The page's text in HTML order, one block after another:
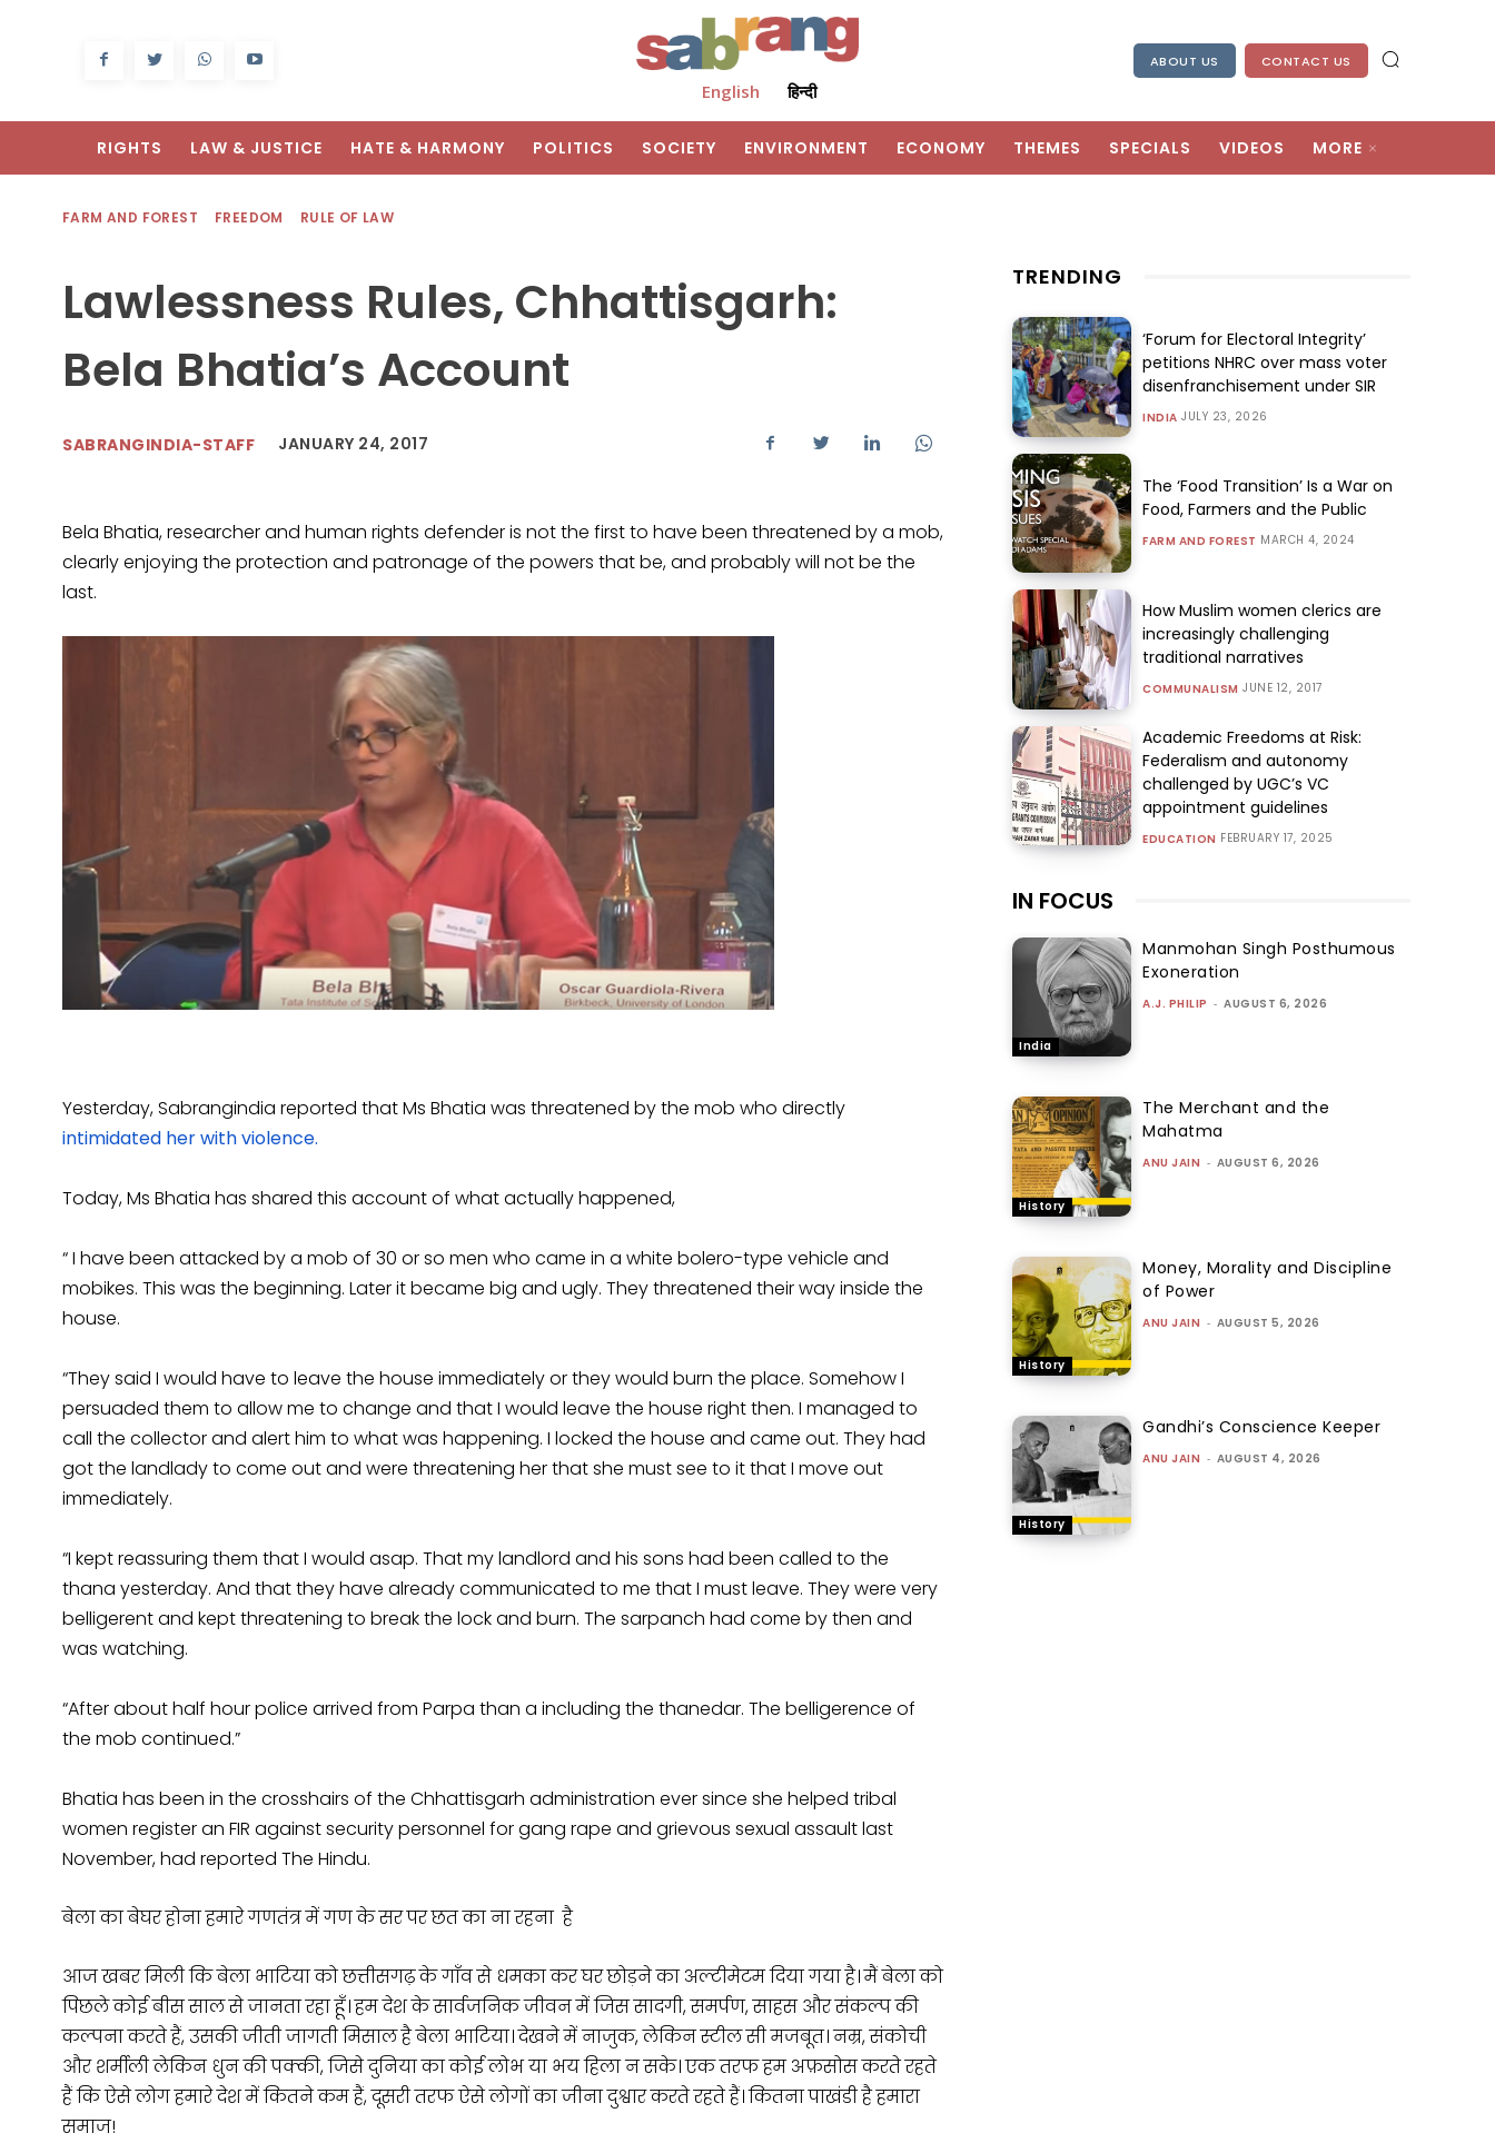
English हिन्दी
ABOUT US CONTACT US
RIGHTS LAW & JUSTICE HATE & HARMONY POLITICS SOCIETY ENVIRONMENT ECONOMY THEMES SPECIALS VIDEOS MORE
FARM AND FOREST FREEDOM RULE OF LAW
Lawlessness Rules, Chhattisgarh:
Bela Bhatia’s Account
SABRANGINDIA-STAFF JANUARY 24, 2017
Bela Bhatia, researcher and human rights defender is not the first to have been threatened by a mob,
clearly enjoying the protection and patronage of the powers that be, and probably will not be the
last.
Yesterday, Sabrangindia reported that Ms Bhatia was threatened by the mob who directly
intimidated her with violence.
Today, Ms Bhatia has shared this account of what actually happened,
“ I have been attacked by a mob of 30 or so men who came in a white bolero-type vehicle and
mobikes. This was the beginning. Later it became big and ugly. They threatened their way inside the
house.
“They said I would have to leave the house immediately or they would burn the place. Somehow I
persuaded them to allow me to change and that I would leave the house right then. I managed to
call the collector and alert him to what was happening. I locked the house and came out. They had
got the landlady to come out and were threatening her that she must see to it that I move out
immediately.
“I kept reassuring them that I would asap. That my landlord and his sons had been called to the
thana yesterday. And that they have already communicated to me that I must leave. They were very
belligerent and kept threatening to break the lock and burn. The sarpanch had come by then and
was watching.
“After about half hour police arrived from Parpa than a including the thanedar. The belligerence of
the mob continued.”
Bhatia has been in the crosshairs of the Chhattisgarh administration ever since she helped tribal
women register an FIR against security personnel for gang rape and grievous sexual assault last
November, had reported The Hindu.
बेला का बेघर होना हमारे गणतंत्र में गण के सर पर छत का ना रहना है
आज खबर मिली कि बेला भाटिया को छत्तीसगढ़ के गाँव से धमका कर घर छोड़ने का अल्टीमेटम दिया गया है। मैं बेला को
पिछले कोई बीस साल से जानता रहा हूँ। हम देश के सार्वजनिक जीवन में जिस सादगी, समर्पण, साहस और संकल्प की
कल्पना करते हैं, उसकी जीती जागती मिसाल है बेला भाटिया। देखने में नाजुक, लेकिन स्टील सी मजबूत। नम्र, संकोची
और शर्मीली लेकिन धुन की पक्की, जिसे दुनिया का कोई लोभ या भय हिला न सके। एक तरफ हम अफ़सोस करते रहते
हैं कि ऐसे लोग हमारे देश में कितने कम हैं, दूसरी तरफ ऐसे लोगों का जीना दुश्वार करते रहते हैं। कितना पाखंडी है हमारा
समाज!
TRENDING
‘Forum for Electoral Integrity’
petitions NHRC over mass voter
disenfranchisement under SIR
INDIA JULY 23, 2026
The ‘Food Transition’ Is a War on
Food, Farmers and the Public
FARM AND FOREST MARCH 4, 2024
How Muslim women clerics are
increasingly challenging
traditional narratives
COMMUNALISM JUNE 12, 2017
Academic Freedoms at Risk:
Federalism and autonomy
challenged by UGC’s VC
appointment guidelines
EDUCATION FEBRUARY 17, 2025
IN FOCUS
India
Manmohan Singh Posthumous
Exoneration
A.J. PHILIP - AUGUST 6, 2026
History
The Merchant and the
Mahatma
ANU JAIN - AUGUST 6, 2026
History
Money, Morality and Discipline
of Power
ANU JAIN - AUGUST 5, 2026
History
Gandhi’s Conscience Keeper
ANU JAIN - AUGUST 4, 2026